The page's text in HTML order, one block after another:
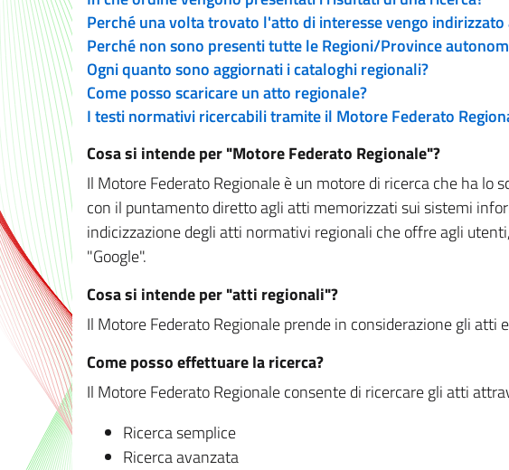
Perché una volta trovato l'atto di interesse vengo
Perché non sono presenti tutte le Regioni/Province
Ogni quanto sono aggiornati i cataloghi regionali?
Come posso scaricare un atto regionale?
I testi normativi ricercabili tramite il Motore Federato
Cosa si intende per "Motore Federato Regionale"?
Il Motore Federato Regionale è un motore di ricerca che ha
con il puntamento diretto agli atti memorizzati sui sistemi
indicizzazione degli atti normativi regionali che offre agli
"Google".
Cosa si intende per "atti regionali"?
Il Motore Federato Regionale prende in considerazione gli atti
Come posso effettuare la ricerca?
Il Motore Federato Regionale consente di ricercare gli atti
Ricerca semplice
Ricerca avanzata